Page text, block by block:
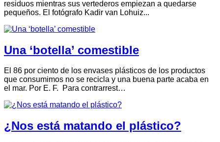
residuos mientras sus vertederos empiezan a quedarse
pequeños. El fotógrafo Kadir van Lohuiz...
Una ‘botella’ comestible
El 86 por ciento de los envases plásticos de los productos
que consumimos no se recicla y una buena parte acaba en
el mar. Por E. F. Para contrarrest…
¿Nos está matando el plástico?